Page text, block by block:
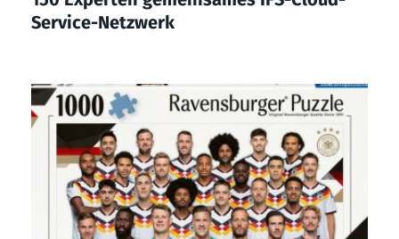
Service-Netzwerk